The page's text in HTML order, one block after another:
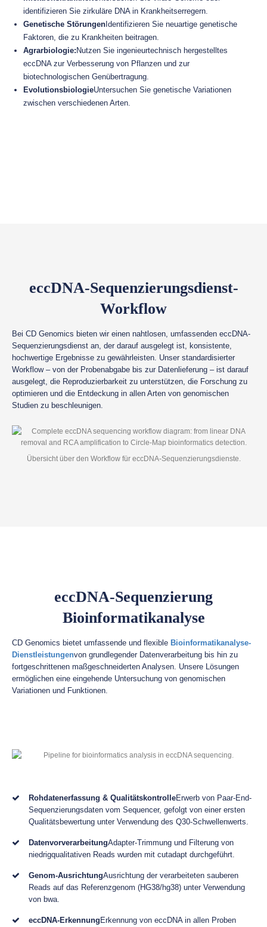
identifizieren Sie zirkuläre DNA in Krankheitserregern.
Genetische Störungen Identifizieren Sie neuartige genetische
Faktoren, die zu Krankheiten beitragen.
Agrarbiologie: Nutzen Sie ingenieurtechnisch hergestelltes
eccDNA zur Verbesserung von Pflanzen und zur
biotechnologischen Genübertragung.
EvolutionsbiologieUntersuchen Sie genetische Variationen
zwischen verschiedenen Arten.
eccDNA-Sequenzierungsdienst-
Workflow
Bei CD Genomics bieten wir einen nahtlosen, umfassenden eccDNA-
Sequenzierungsdienst an, der darauf ausgelegt ist, konsistente,
hochwertige Ergebnisse zu gewährleisten. Unser standardisierter
Workflow – von der Probenabgabe bis zur Datenlieferung – ist darauf
ausgelegt, die Reproduzierbarkeit zu unterstützen, die Forschung zu
optimieren und die Entdeckung in allen Arten von genomischen
Studien zu beschleunigen.
Übersicht über den Workflow für eccDNA-Sequenzierungsdienste.
eccDNA-Sequenzierung
Bioinformatikanalyse
CD Genomics bietet umfassende und flexible Bioinformatikanalyse-
Dienstleistungenvon grundlegender Datenverarbeitung bis hin zu
fortgeschrittenen maßgeschneiderten Analysen. Unsere Lösungen
ermöglichen eine eingehende Untersuchung von genomischen
Variationen und Funktionen.
Rohdatenerfassung & QualitätskontrolleErwerb von Paar-End-
Sequenzierungsdaten vom Sequencer, gefolgt von einer ersten
Qualitätsbewertung unter Verwendung des Q30-Schwellenwerts.
DatenvorverarbeitungAdapter-Trimmung und Filterung von
niedrigqualitativen Reads wurden mit cutadapt durchgeführt.
Genom-AusrichtungAusrichtung der verarbeiteten sauberen
Reads auf das Referenzgenom (HG38/hg38) unter Verwendung
von bwa.
eccDNA-Erkennung Erkennung von eccDNA in allen Proben